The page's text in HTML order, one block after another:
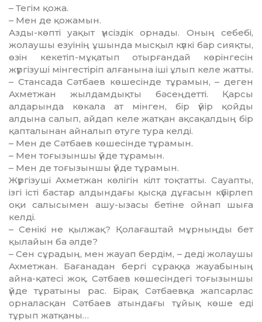
– Тегім қожа.
– Мен де қожамын.
Азды-көпті уақыт үнсіздік орнады. Оның себебі,
жолаушы езуінің ұшында мысқыл күлкі бар сияқты,
өзін кекетіп-мұқатып отырғандай көрінгесін
жүргізуші мінгестіріп алғанына іші ұлып келе жатты.
– Стансада Сәтбаев көшесінде тұрамын, – деген
Ахметжан жылдамдықты бәсеңдетті. Қарсы
алдарында көкала ат мінген, бір үйір қой­­ды
алдына салып, айдап келе жатқан ақса­қал­дың бір
қапталынан айналып өтуге тура келді.
– Мен де Сәтбаев көшесінде тұрамын.
– Мен тоғызыншы үйде тұрамын.
– Мен де тоғызыншы үйде тұрамын.
Жүргізуші Ахметжан көлігін кілт тоқтатты. Сауапты,
ізгі істі бастар алдындағы қысқа дұға­сын күбірлеп
оқи салысымен ашу-ызасы бетіне ойнап шыға
келді.
– Сенікі не қылжақ? Қолағаштай мұрныңды бет
қылайын ба әлде?
– Сен сұрадың, мен жауап бердім, – деді жолаушы
Ахметжан. Бағанадан бергі сұраққа жауабының
айна-қатесі жоқ. Сәтбаев көшесіндегі тоғызын­шы
үйде тұратыны рас. Бірақ Сәтбаевқа жап­сарлас
орналасқан Сәтбаев атындағы тұйық көше еді
тұрып жатқаны…